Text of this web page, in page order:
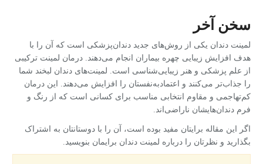
سخن آخر
لمینت دندان یکی از روش‌های جدید دندان‌پزشکی است که آن را با
هدف افزایش زیبایی چهره بیماران انجام می‌دهند. درمان لمینت ترکیبی
از علم پزشکی و هنر زیبایی‌شناسی است. لمینت‌های دندان لبخند شما
را جذاب‌تر می‌کنند و اعتمادبه‌نفستان را افزایش می‌دهند. این درمان‌
کم‌تهاجمی و مقاوم انتخابی مناسب برای کسانی است که از رنگ و
فرم دندان‌هایشان ناراضی‌اند.
اگر این مقاله برایتان مفید بوده است، آن را با دوستانتان به اشتراک
بگذارید و نظرتان را درباره لمینت دندان برایمان بنویسید.